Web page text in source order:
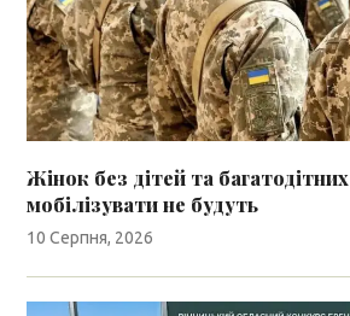
Жінок без дітей та багатодітних
мобілізувати не будуть
10 Серпня, 2026